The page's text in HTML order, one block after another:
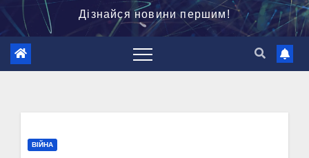
Дізнайся новини першим!
ВІЙНА